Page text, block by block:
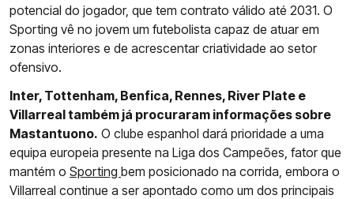
potencial do jogador, que tem contrato válido até 2031. O
Sporting vê no jovem um futebolista capaz de atuar em
zonas interiores e de acrescentar criatividade ao setor
ofensivo.
Inter, Tottenham, Benfica, Rennes, River Plate e
Villarreal também já procuraram informações sobre
Mastantuono. O clube espanhol dará prioridade a uma
equipa europeia presente na Liga dos Campeões, fator que
mantém o Sporting bem posicionado na corrida, embora o
Villarreal continue a ser apontado como um dos principais